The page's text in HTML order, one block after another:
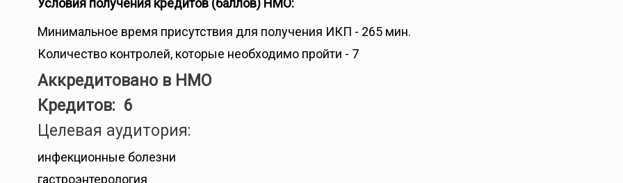
Условия получения кредитов (баллов) НМО:
Минимальное время присутствия для получения ИКП - 265 мин.
Количество контролей, которые необходимо пройти - 7
Аккредитовано в НМО
Кредитов: 6
Целевая аудитория:
инфекционные болезни
гастроэнтерология